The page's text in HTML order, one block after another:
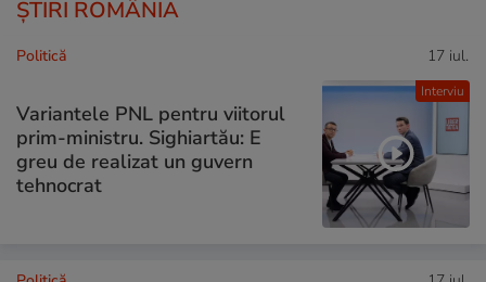
ȘTIRI ROMÂNIA
Interviu
Politică 17 iul.
Variantele PNL pentru viitorul
prim-ministru. Sighiartău: E
greu de realizat un guvern
tehnocrat